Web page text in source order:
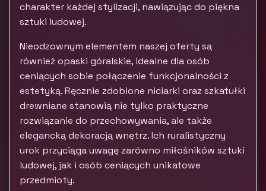
charakter każdej stylizacji, nawiązując do piękna
sztuki ludowej.
Nieodzownym elementem naszej oferty są
również opaski góralskie, idealne dla osób
ceniących sobie połączenie funkcjonalności z
estetyką. Ręcznie zdobione niciarki oraz szkatułki
drewniane stanowią nie tylko praktyczne
rozwiązanie do przechowywania, ale także
elegancką dekoracją wnętrz. Ich ruralistyczny
urok przyciąga uwagę zarówno miłośników sztuki
ludowej, jak i osób ceniących unikatowe
przedmioty.